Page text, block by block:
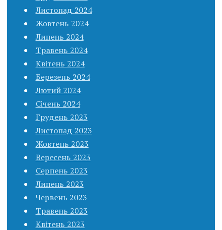
Листопад 2024
Жовтень 2024
Липень 2024
Травень 2024
Квітень 2024
Березень 2024
Лютий 2024
Січень 2024
Грудень 2023
Листопад 2023
Жовтень 2023
Вересень 2023
Серпень 2023
Липень 2023
Червень 2023
Травень 2023
Квітень 2023